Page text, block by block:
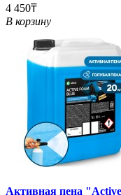
4 450₸
В корзину
Активная пена